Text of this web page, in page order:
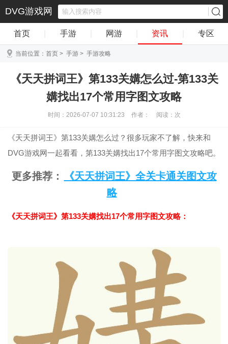
DVG游戏网
首页 手游 网游 资讯 专区
当前位置： 首页 > 手游 > 手游攻略
《天天拼词王》第133关媾怎么过-第133关
媾找出17个常用字图文攻略
时间：2026-07-07 10:31:23 作者： 阅读： 次
《天天拼词王》第133关媾怎么过？很多玩家不了解，快来和
DVG游戏网一起看看，第133关媾找出17个常用字图文攻略吧。
更多推荐：
《天天拼词王》全关卡通关图文攻
略
《天天拼词王》第133关媾找出17个常用字图文攻略：